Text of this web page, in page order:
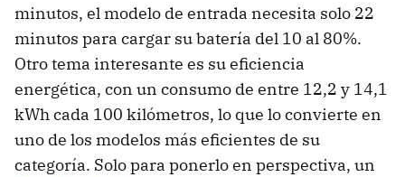
minutos, el modelo de entrada necesita solo 22
minutos para cargar su batería del 10 al 80%.
Otro tema interesante es su eficiencia
energética, con un consumo de entre 12,2 y 14,1
kWh cada 100 kilómetros, lo que lo convierte en
uno de los modelos más eficientes de su
categoría. Solo para ponerlo en perspectiva, un